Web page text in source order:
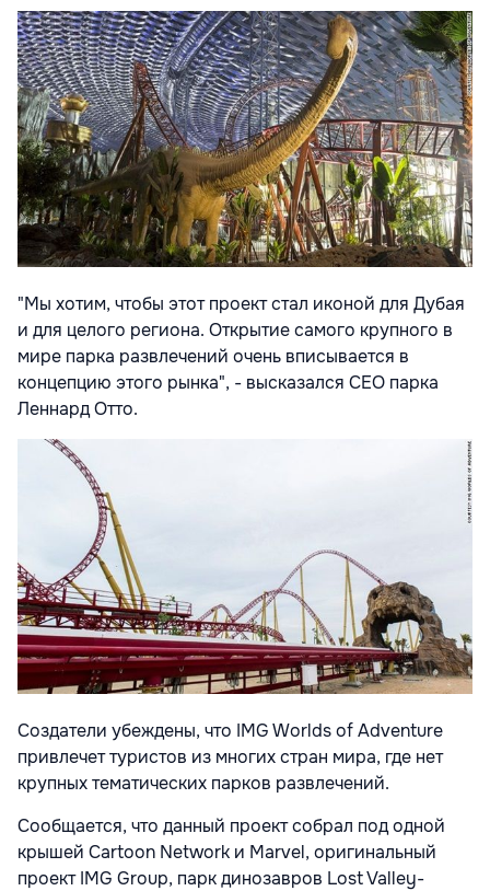
"Мы хотим, чтобы этот проект стал иконой для Дубая
и для целого региона. Открытие самого крупного в
мире парка развлечений очень вписывается в
концепцию этого рынка", - высказался CEO парка
Леннард Отто.
Создатели убеждены, что IMG Worlds of Adventure
привлечет туристов из многих стран мира, где нет
крупных тематических парков развлечений.
Сообщается, что данный проект собрал под одной
крышей Cartoon Network и Marvel, оригинальный
проект IMG Group, парк динозавров Lost Valley-